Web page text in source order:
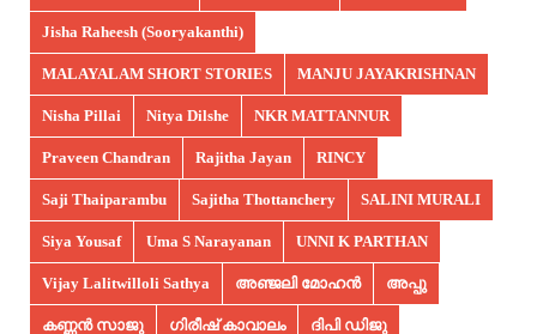
Jisha Raheesh (Sooryakanthi)
MALAYALAM SHORT STORIES MANJU JAYAKRISHNAN
Nisha Pillai Nitya Dilshe NKR MATTANNUR
Praveen Chandran Rajitha Jayan RINCY
Saji Thaiparambu Sajitha Thottanchery SALINI MURALI
Siya Yousaf Uma S Narayanan UNNI K PARTHAN
Vijay Lalitwilloli Sathya അഞ്ജലി മോഹൻ അപ്പു
കണ്ണൻ സാജു ഗിരീഷ് കാവാലം ദിപി ഡിജു